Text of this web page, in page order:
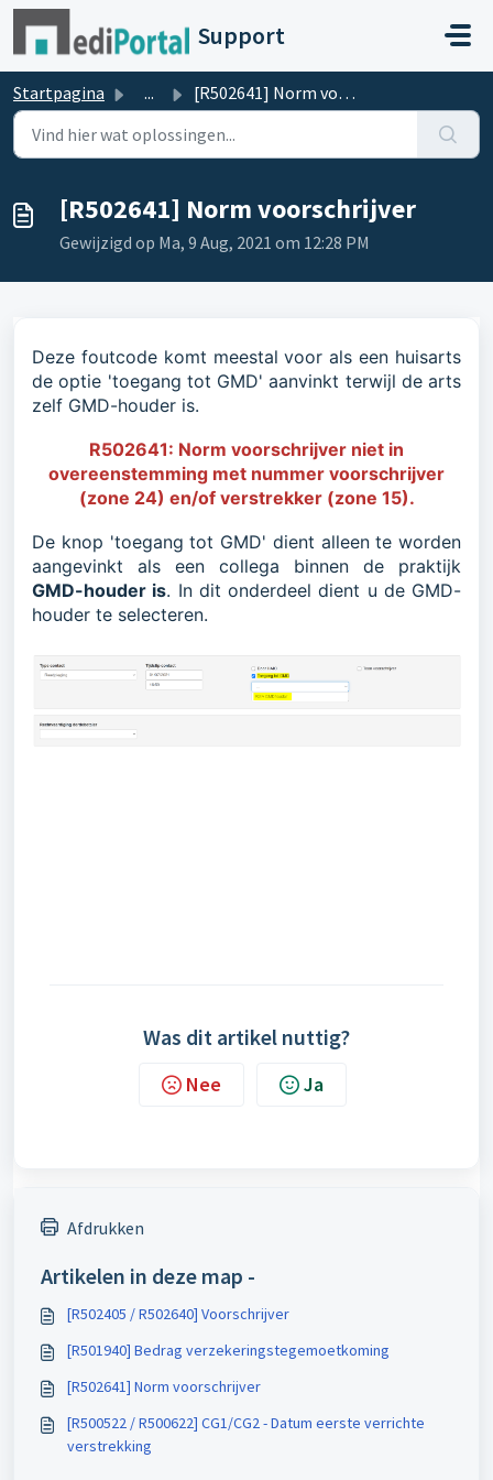
Doorgaan naar hoofdinhoud
Support
Startpagina ... [R502641] Norm voorschrijver
[R502641] Norm voorschrijver
Gewijzigd op Ma, 9 Aug, 2021 om 12:28 PM
Deze foutcode komt meestal voor als een huisarts
de optie 'toegang tot GMD' aanvinkt terwijl de arts
zelf GMD-houder is.
R502641: Norm voorschrijver niet in
overeenstemming met nummer voorschrijver
(zone 24) en/of verstrekker (zone 15).
De knop 'toegang tot GMD' dient alleen te worden
aangevinkt als een collega binnen de praktijk
GMD-houder is. In dit onderdeel dient u de GMD-
houder te selecteren.
Was dit artikel nuttig?
Nee Ja
Afdrukken
Artikelen in deze map -
[R502405 / R502640] Voorschrijver
[R501940] Bedrag verzekeringstegemoetkoming
[R502641] Norm voorschrijver
[R500522 / R500622] CG1/CG2 - Datum eerste verrichte
verstrekking